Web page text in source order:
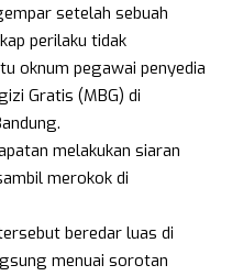
setelah sebuah
perilaku tidak
oknum pegawai penyedia
Gratis (MBG) di
melakukan siaran
merokok di
beredar luas di
menuai sorotan